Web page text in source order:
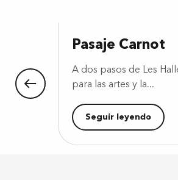
Pasaje Carnot
A dos pasos de Les
para las artes y la...
Seguir leyendo